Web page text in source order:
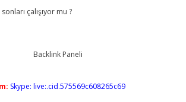
çalışıyor mu ?
Skype: live:.cid.575569c608265c69